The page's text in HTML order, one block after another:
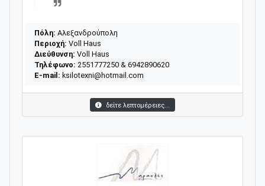
Πόλη: Αλεξανδρούπολη
Περιοχή: Voll Haus
Διεύθυνση: Voll Haus
Τηλέφωνο: 2551777250 & 6942890620
E-mail: ksilotexni@hotmail.com
δείτε λεπτομέρειες...